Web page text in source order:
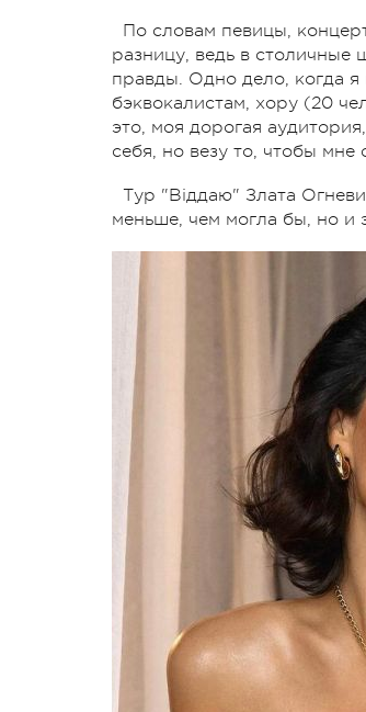
По словам певицы,
разницу, ведь в столичные
правды. Одно дело, когда я
бэквокалистам, хору (20
это, моя дорогая
себя, но везу то, чтобы мне
Тур "Віддаю" Злата
меньше, чем могла бы, но и